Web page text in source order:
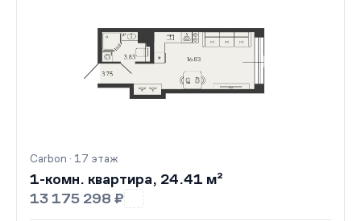
Carbon · 17 этаж
1-комн. квартира, 24.41 м²
13 175 298 ₽